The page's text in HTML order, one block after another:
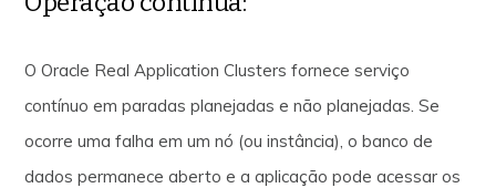
O Oracle Real Application Clusters fornece serviço
contínuo em paradas planejadas e não planejadas. Se
ocorre uma falha em um nó (ou instância), o banco de
dados permanece aberto e a aplicação pode acessar os